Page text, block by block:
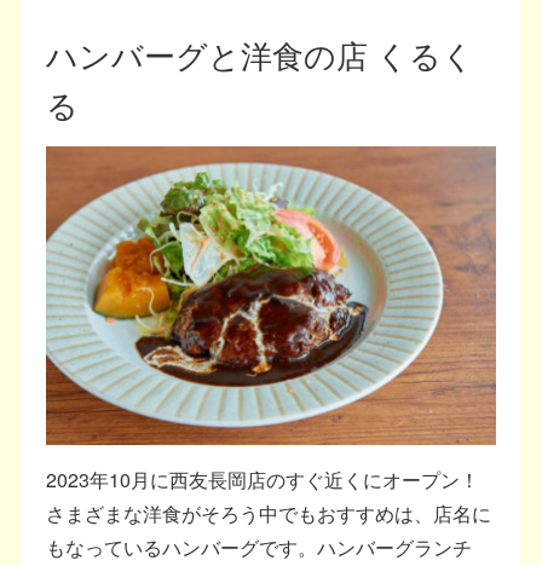
ハンバーグと洋食の店 くるく
る
2023年10月に西友長岡店のすぐ近くにオープン！
さまざまな洋食がそろう中でもおすすめは、店名に
もなっているハンバーグです。ハンバーグランチ